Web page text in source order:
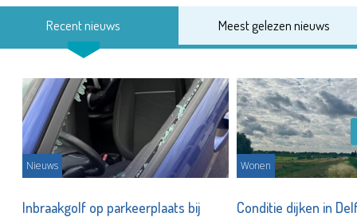
Recent nieuws Meest gelezen nieuws
Nieuws
Inbraakgolf op parkeerplaats bij
Wonen
Conditie dijken in